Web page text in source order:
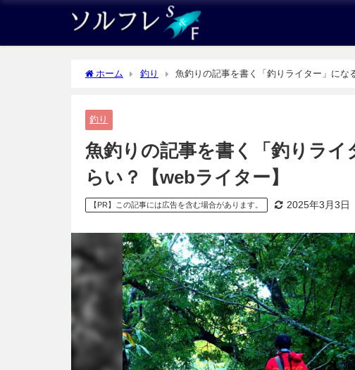
ホーム 釣り 魚釣りの記事を書く「釣りライター」にな
釣り
魚釣りの記事を書く「釣りラ
らい？【webライター】
【PR】この記事には広告を含む場合があります。 2025年3月3日